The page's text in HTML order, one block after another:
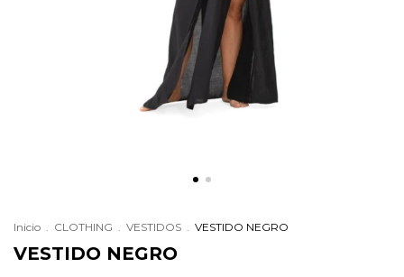
Inicio . CLOTHING . VESTIDOS . VESTIDO NEGRO
VESTIDO NEGRO